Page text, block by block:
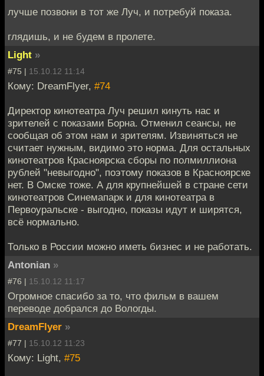
лучше позвони в тот же Луч, и потребуй показа.
глядишь, и не будем в пролете.
Light »
#75 | 15.10.12 11:14
Кому: DreamFlyer, #74
Директор кинотеатра Луч решил кинуть нас и
зрителей с показами Борна. Отменил сеансы, не
сообщая об этом нам и зрителям. Извиняться не
считает нужным, видимо это норма. Для остальных
кинотеатров Красноярска сборы по полмиллиона
рублей "невыгодно", поэтому показов в Красноярске
нет. В Омске тоже. А для крупнейшей в стране сети
кинотеатров Синемапарк и для кинотеатра в
Первоуральске - выгодно, показы идут и ширятся,
всё нормально.
Только в России можно иметь бизнес и не работать.
Antonian »
#76 | 15.10.12 11:17
Огромное спасибо за то, что фильм в вашем
переводе добрался до Вологды.
DreamFlyer »
#77 | 15.10.12 11:23
Кому: Light, #75